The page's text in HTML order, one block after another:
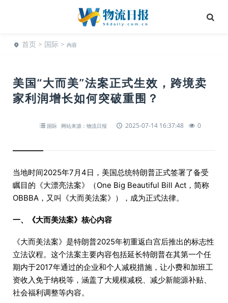
首页 > 国际 > 内容
美国“大而美”法案正式生效，跨境卖
家利润增长如何突破重围？
国际 网站来源：物流日报 2025-07-14 16:37:48 0
当地时间2025年7月4日，美国总统特朗普正式签署了备受
瞩目的《大漂亮法案》（One Big Beautiful Bill Act，简称
OBBBA，又叫《大而美法案》），成为正式法律。
一、《大而美法案》核心内容
《大而美法案》是特朗普2025年初重返白宫后推出的标志性
立法议程。这个法案主要内容包括延长特朗普在其第一个任
期内于2017年通过的企业和个人减税措施，让小费和加班工
资收入免于纳税等，涵盖了大规模减税、减少新能源补贴、
社会福利调整等内容。